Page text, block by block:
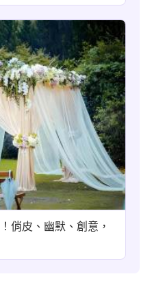
俏皮、幽默、創意，